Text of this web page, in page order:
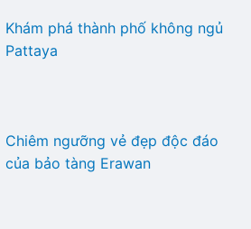
Khám phá thành phố không ngủ
Pattaya
Chiêm ngưỡng vẻ đẹp độc đáo
của bảo tàng Erawan